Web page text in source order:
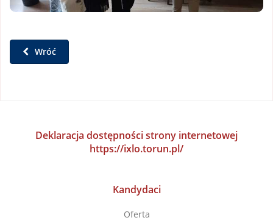
Wróć
Deklaracja dostępności strony internetowej
https://ixlo.torun.pl/
Kandydaci
Oferta